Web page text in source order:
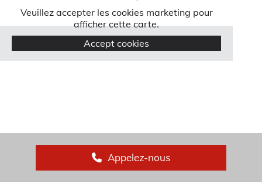
Veuillez accepter les cookies marketing pour
afficher cette carte.
Accept cookies
Appelez-nous